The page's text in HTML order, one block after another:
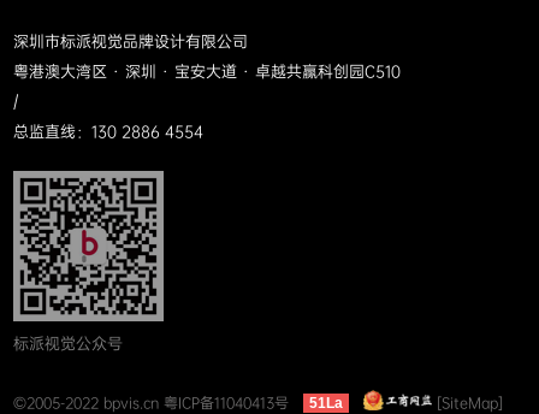
深圳市标派视觉品牌设计有限公司
粤港澳大湾区 · 深圳 · 宝安大道 · 卓越共赢科创园C510
/
总监直线：130 2886 4554
标派视觉公众号
©2005-2022 bpvis.cn 粤ICP备11040413号 51La [SiteMap]